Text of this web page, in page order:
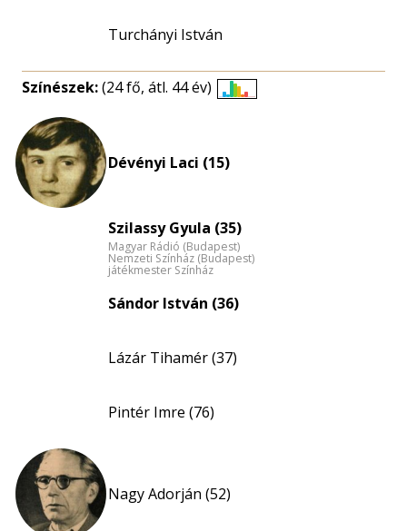
Turchányi István
Színészek:(24 fő, átl. 44 év)
Dévényi Laci (15)
Szilassy Gyula (35)
Magyar Rádió (Budapest)
Nemzeti Színház (Budapest)
játékmester Színház
Sándor István (36)
Lázár Tihamér (37)
Pintér Imre (76)
Nagy Adorján (52)